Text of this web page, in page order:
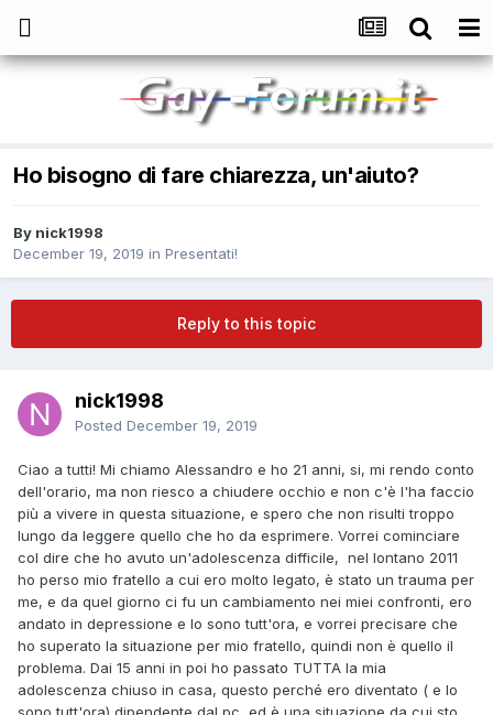
Ho bisogno di fare chiarezza, un'aiuto?
By nick1998
December 19, 2019 in Presentati!
Reply to this topic
nick1998
Posted December 19, 2019
Ciao a tutti! Mi chiamo Alessandro e ho 21 anni, si, mi rendo conto
dell'orario, ma non riesco a chiudere occhio e non c'è l'ha faccio
più a vivere in questa situazione, e spero che non risulti troppo
lungo da leggere quello che ho da esprimere. Vorrei cominciare
col dire che ho avuto un'adolescenza difficile, nel lontano 2011
ho perso mio fratello a cui ero molto legato, è stato un trauma per
me, e da quel giorno ci fu un cambiamento nei miei confronti, ero
andato in depressione e lo sono tutt'ora, e vorrei precisare che
ho superato la situazione per mio fratello, quindi non è quello il
problema. Dai 15 anni in poi ho passato TUTTA la mia
adolescenza chiuso in casa, questo perché ero diventato ( e lo